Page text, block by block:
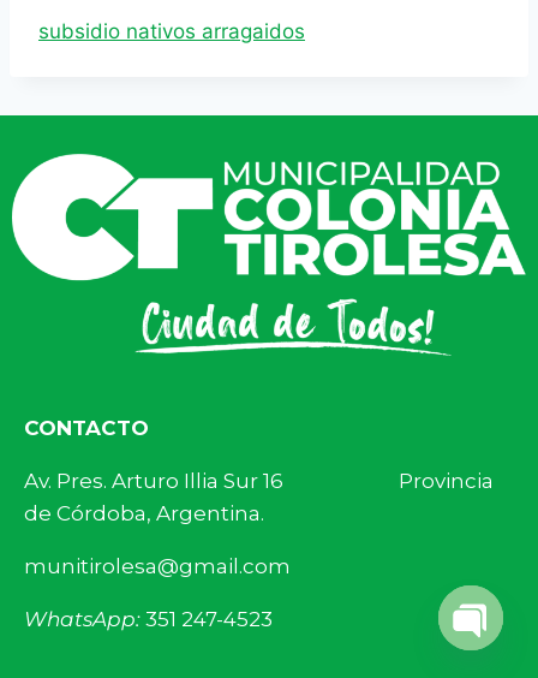
subsidio nativos arragaidos
CONTACTO
Av. Pres. Arturo Illia Sur 16 Provincia
de Córdoba, Argentina.
munitirolesa@gmail.com
WhatsApp: 351 247-4523